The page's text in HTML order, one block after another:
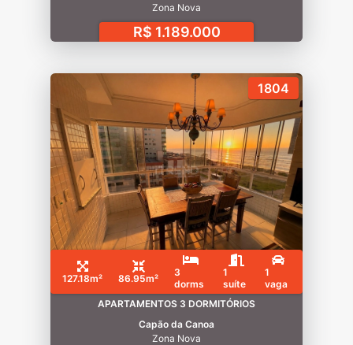
Zona Nova
R$ 1.189.000
1804
127.18m² 86.95m²
3
dorms
1
suíte
1
vaga
APARTAMENTOS 3 DORMITÓRIOS
Capão da Canoa
Zona Nova